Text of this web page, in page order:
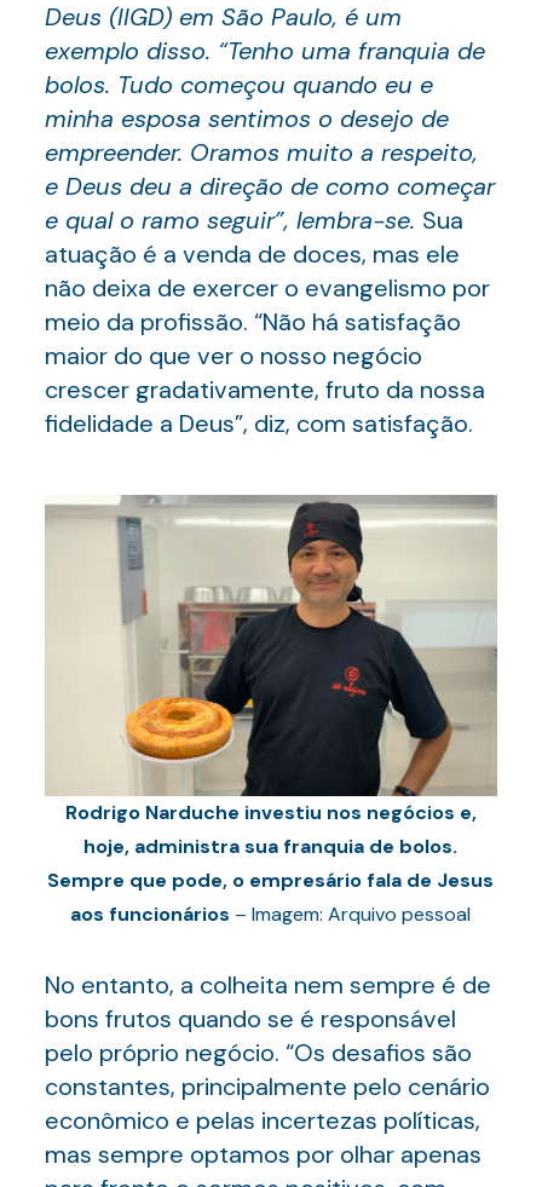
Deus (IIGD) em São Paulo, é um
exemplo disso. “Tenho uma franquia de
bolos. Tudo começou quando eu e
minha esposa sentimos o desejo de
empreender. Oramos muito a respeito,
e Deus deu a direção de como começar
e qual o ramo seguir”, lembra-se. Sua
atuação é a venda de doces, mas ele
não deixa de exercer o evangelismo por
meio da profissão. “Não há satisfação
maior do que ver o nosso negócio
crescer gradativamente, fruto da nossa
fidelidade a Deus”, diz, com satisfação.
Rodrigo Narduche investiu nos negócios e,
hoje, administra sua franquia de bolos.
Sempre que pode, o empresário fala de Jesus
aos funcionários – Imagem: Arquivo pessoal
No entanto, a colheita nem sempre é de
bons frutos quando se é responsável
pelo próprio negócio. “Os desafios são
constantes, principalmente pelo cenário
econômico e pelas incertezas políticas,
mas sempre optamos por olhar apenas